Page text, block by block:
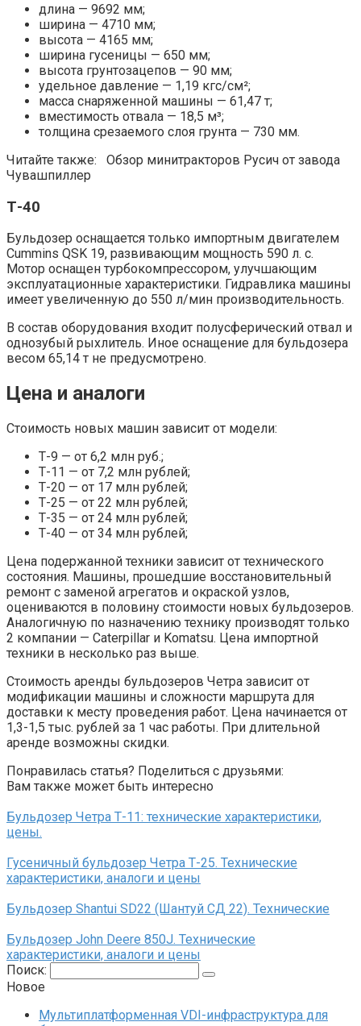
длина — 9692 мм;
ширина — 4710 мм;
высота — 4165 мм;
ширина гусеницы — 650 мм;
высота грунтозацепов — 90 мм;
удельное давление — 1,19 кгс/см²;
масса снаряженной машины — 61,47 т;
вместимость отвала — 18,5 м³;
толщина срезаемого слоя грунта — 730 мм.
Читайте также: Обзор минитракторов Русич от завода
Чувашпиллер
Т-40
Бульдозер оснащается только импортным двигателем
Cummins QSK 19, развивающим мощность 590 л. с.
Мотор оснащен турбокомпрессором, улучшающим
эксплуатационные характеристики. Гидравлика машины
имеет увеличенную до 550 л/мин производительность.
В состав оборудования входит полусферический отвал и
однозубый рыхлитель. Иное оснащение для бульдозера
весом 65,14 т не предусмотрено.
Цена и аналоги
Стоимость новых машин зависит от модели:
Т-9 — от 6,2 млн руб.;
Т-11 — от 7,2 млн рублей;
Т-20 — от 17 млн рублей;
Т-25 — от 22 млн рублей;
Т-35 — от 24 млн рублей;
Т-40 — от 34 млн рублей;
Цена подержанной техники зависит от технического
состояния. Машины, прошедшие восстановительный
ремонт с заменой агрегатов и окраской узлов,
оцениваются в половину стоимости новых бульдозеров.
Аналогичную по назначению технику производят только
2 компании — Caterpillar и Komatsu. Цена импортной
техники в несколько раз выше.
Стоимость аренды бульдозеров Четра зависит от
модификации машины и сложности маршрута для
доставки к месту проведения работ. Цена начинается от
1,3-1,5 тыс. рублей за 1 час работы. При длительной
аренде возможны скидки.
Понравилась статья? Поделиться с друзьями:
Вам также может быть интересно
Бульдозер Четра Т-11: технические характеристики,
цены.
Гусеничный бульдозер Четра Т-25. Технические
характеристики, аналоги и цены
Бульдозер Shantui SD22 (Шантуй СД 22). Технические
Бульдозер John Deere 850J. Технические
характеристики, аналоги и цены
Поиск:
Новое
Мультиплатформенная VDI-инфраструктура для